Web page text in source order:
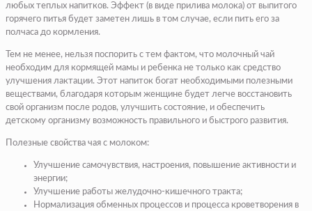
любых теплых напитков. Эффект (в виде прилива молока) от выпитого
горячего питья будет заметен лишь в том случае, если пить его за
полчаса до кормления.
Тем не менее, нельзя поспорить с тем фактом, что молочный чай
необходим для кормящей мамы и ребенка не только как средство
улучшения лактации. Этот напиток богат необходимыми полезными
веществами, благодаря которым женщине будет легче восстановить
свой организм после родов, улучшить состояние, и обеспечить
детскому организму возможность правильного и быстрого развития.
Полезные свойства чая с молоком:
Улучшение самочувствия, настроения, повышение активности и
энергии;
Улучшение работы желудочно-кишечного тракта;
Нормализация обменных процессов и процесса кроветворения в